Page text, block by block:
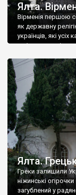
Ялта.
Вірменія першою
як державну
українців, які
є відданими
Ялта.
Греки залишили
ніжинські
загублений у